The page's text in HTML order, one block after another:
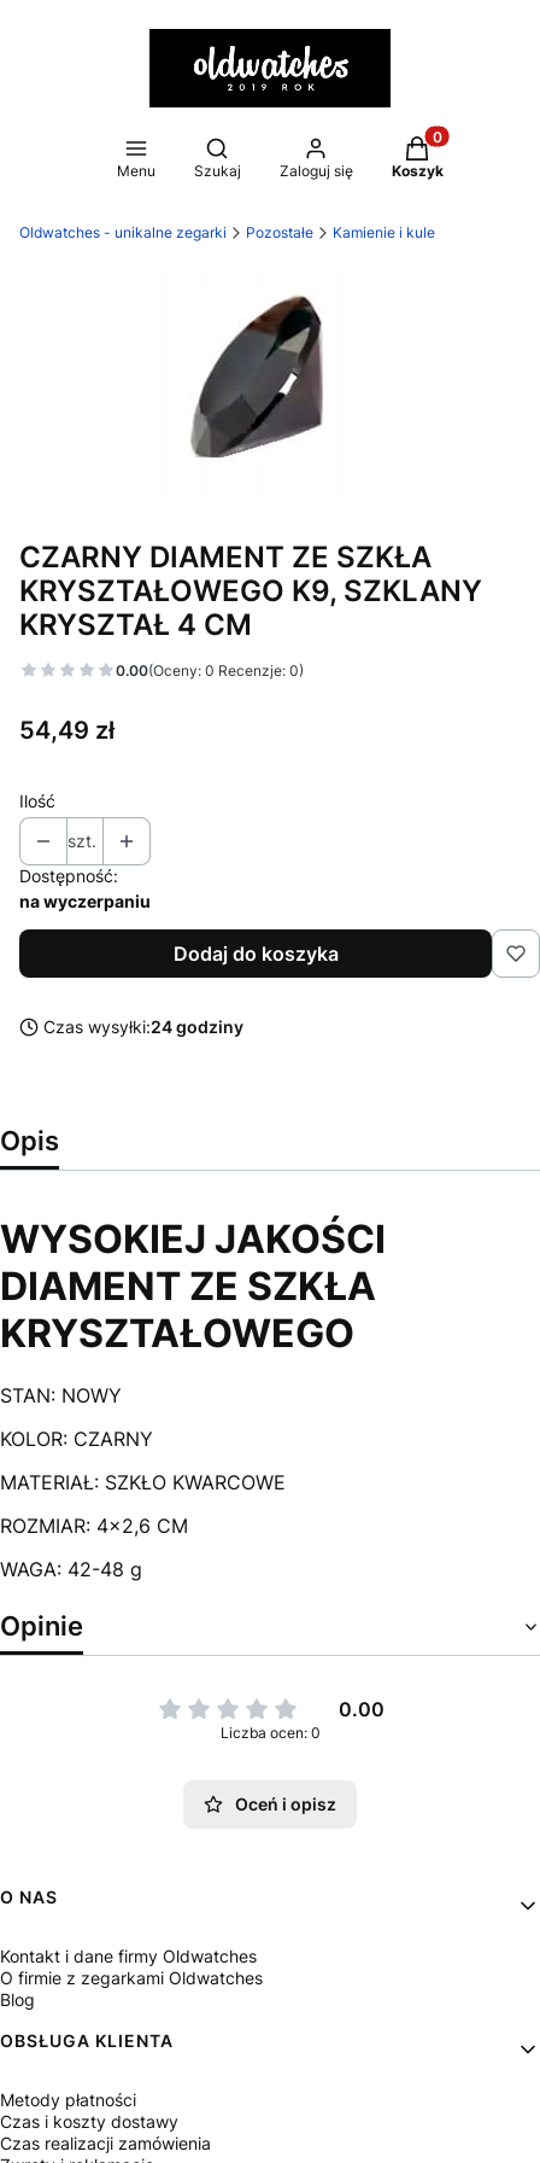
Menu
Otwórz wyszukiwarkę
Szukaj Zaloguj się
Produkty w
Koszyk
Oldwatches - unikalne zegarki Pozostałe Kamienie i kule
CZARNY DIAMENT ZE SZKŁA
KRYSZTAŁOWEGO K9, SZKLANY
KRYSZTAŁ 4 CM
0.00(Oceny: 0 Recenzje: 0)
Cena
54,49 zł
Ilość
szt.
Dostępność:
na wyczerpaniu
Dodaj do koszyka
Czas wysyłki:24 godziny
Opis
WYSOKIEJ JAKOŚCI
DIAMENT ZE SZKŁA
KRYSZTAŁOWEGO
STAN: NOWY
KOLOR: CZARNY
MATERIAŁ: SZKŁO KWARCOWE
ROZMIAR: 4x2,6 CM
WAGA: 42-48 g
Opinie
0.00
Liczba ocen: 0
Oceń i opisz
Linki w stopce
O NAS
Kontakt i dane firmy Oldwatches
O firmie z zegarkami Oldwatches
Blog
OBSŁUGA KLIENTA
Metody płatności
Czas i koszty dostawy
Czas realizacji zamówienia